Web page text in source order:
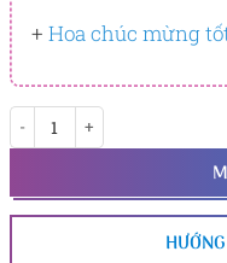
+ Hoa chúc mừng